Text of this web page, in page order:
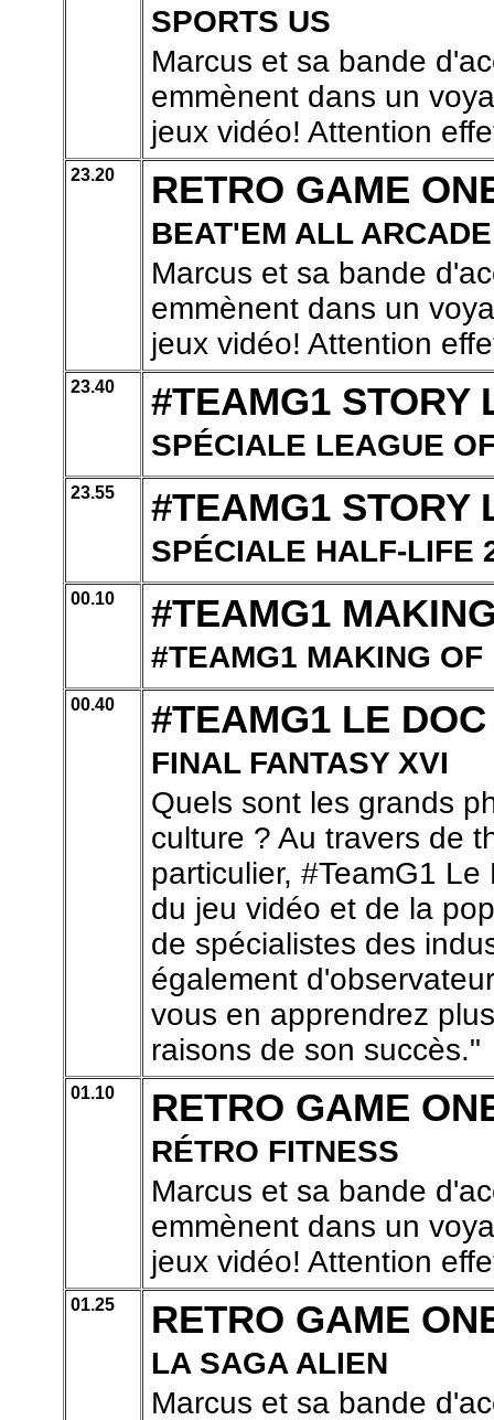
SPORTS US
Marcus et sa bande
emmènent dans un
jeux vidéo! Attention
23.20 RETRO GAME
BEAT'EM ALL ARCADE
Marcus et sa bande
emmènent dans un
jeux vidéo! Attention
23.40 #TEAMG1 STORY
SPÉCIALE LEAGUE
23.55 #TEAMG1 STORY
SPÉCIALE HALF-LIFE
00.10 #TEAMG1
#TEAMG1 MAKING OF
00.40 #TEAMG1 LE
FINAL FANTASY XVI
Quels sont les grands
culture ? Au travers de
particulier, #TeamG1
du jeu vidéo et de la
de spécialistes des
également
vous en apprendrez
raisons de son succès."
01.10 RETRO GAME
RÉTRO FITNESS
Marcus et sa bande
emmènent dans un
jeux vidéo! Attention
01.25 RETRO GAME
LA SAGA ALIEN
Marcus et sa bande